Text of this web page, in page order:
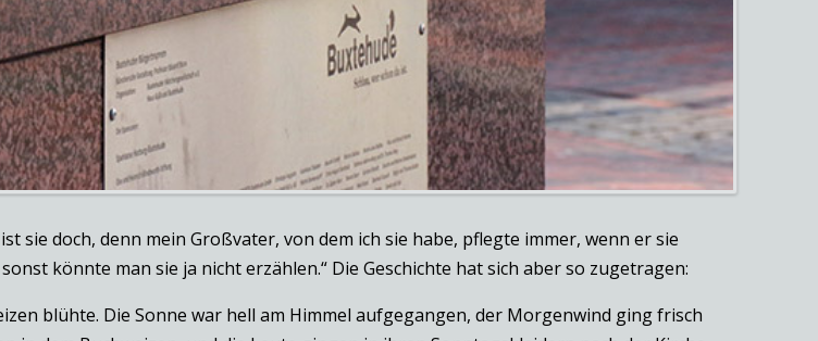
sie doch, denn mein Großvater, von dem ich sie habe, pflegte immer, wenn er sie
könnte man sie ja nicht erzählen.“ Die Geschichte hat sich aber so zugetragen:
blühte. Die Sonne war hell am Himmel aufgegangen, der Morgenwind ging frisch